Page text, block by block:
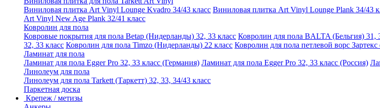
Виниловая плитка Art Vinyl Lounge Kvadro 34/43 класс Виниловая плитка Art Vinyl Lounge Plank 34/43
Art Vinyl New Age Plank 32/41 класс
Ковролин для пола
Ковровые покрытия для пола Betap (Нидерланды) 32, 33 класс Ковролин для пола BALTA (Бельгия) 31,
32, 33 класс Ковролин для пола Timzo (Нидерланды) 22 класс Ковролин для пола петлевой ворс
Ламинат для пола
Ламинат для пола Egger Pro 32, 33 класс (Германия) Ламинат для пола Egger Pro 32, 33 класс (Россия)
Линолеум для пола
Линолеум для пола Tarkett (Таркетт) 32, 33, 34/43 класс
Паркетная доска
Крепеж / метизы